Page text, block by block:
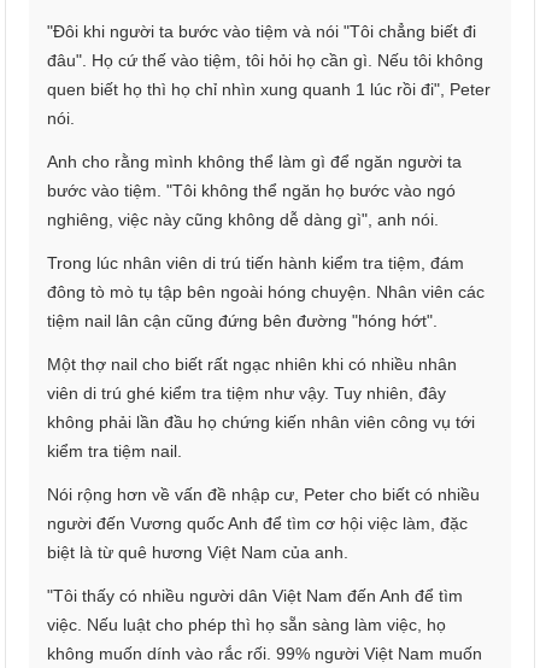
"Đôi khi người ta bước vào tiệm và nói "Tôi chẳng biết đi
đâu". Họ cứ thế vào tiệm, tôi hỏi họ cần gì. Nếu tôi không
quen biết họ thì họ chỉ nhìn xung quanh 1 lúc rồi đi", Peter
nói.
Anh cho rằng mình không thể làm gì để ngăn người ta
bước vào tiệm. "Tôi không thể ngăn họ bước vào ngó
nghiêng, việc này cũng không dễ dàng gì", anh nói.
Trong lúc nhân viên di trú tiến hành kiểm tra tiệm, đám
đông tò mò tụ tập bên ngoài hóng chuyện. Nhân viên các
tiệm nail lân cận cũng đứng bên đường "hóng hớt".
Một thợ nail cho biết rất ngạc nhiên khi có nhiều nhân
viên di trú ghé kiểm tra tiệm như vậy. Tuy nhiên, đây
không phải lần đầu họ chứng kiến nhân viên công vụ tới
kiểm tra tiệm nail.
Nói rộng hơn về vấn đề nhập cư, Peter cho biết có nhiều
người đến Vương quốc Anh để tìm cơ hội việc làm, đặc
biệt là từ quê hương Việt Nam của anh.
"Tôi thấy có nhiều người dân Việt Nam đến Anh để tìm
việc. Nếu luật cho phép thì họ sẵn sàng làm việc, họ
không muốn dính vào rắc rối. 99% người Việt Nam muốn